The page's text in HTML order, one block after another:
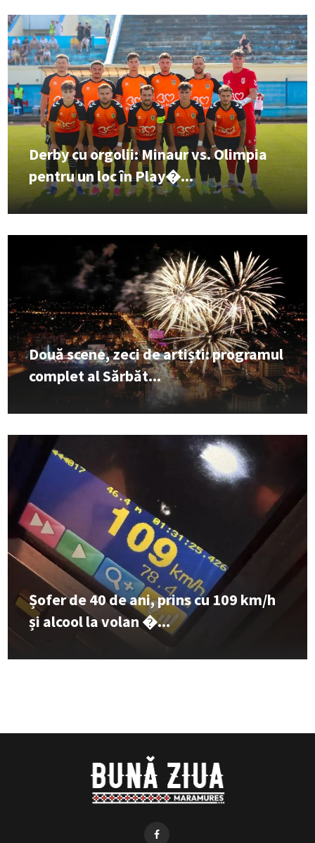
Derby cu orgolii: Minaur vs. Olimpia
pentru un loc în Play�...
Două scene, zeci de artiști: programul
complet al Sărbăt...
Șofer de 40 de ani, prins cu 109 km/h
și alcool la volan �...